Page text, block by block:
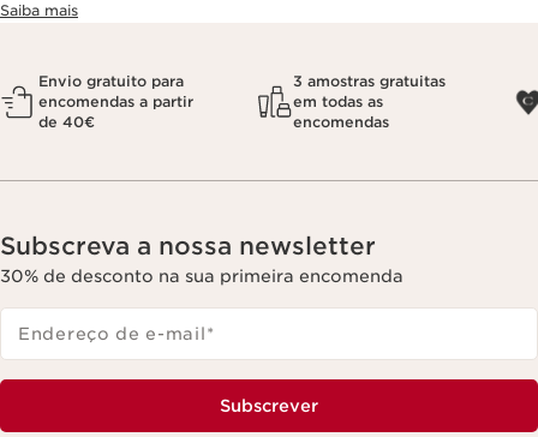
Saiba mais
Envio gratuito para
encomendas a partir
de 40€
3 amostras gratuitas
em todas as
encomendas
Subscreva a nossa newsletter
30% de desconto na sua primeira encomenda
Endereço de e-mail*
Subscrever